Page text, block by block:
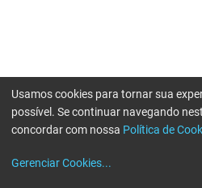
Usamos cookies para tornar sua
possível. Se continuar navegando
concordar com nossa Política de
Gerenciar Cookies...
Erro ao enviar informações, por